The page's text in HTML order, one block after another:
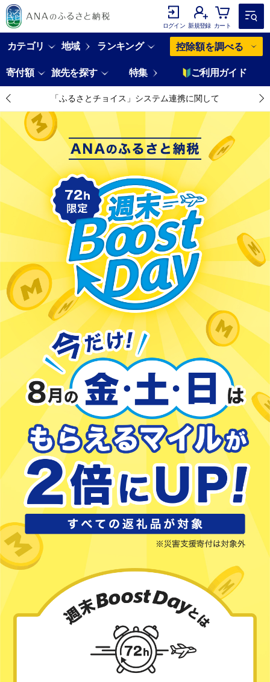
ログイン 新規登録 カート
カテゴリ 地域 ランキング 控除額を調べる
寄付額 旅先を探す 特集 ご利用ガイド
「ふるさとチョイス」システム連携に関して